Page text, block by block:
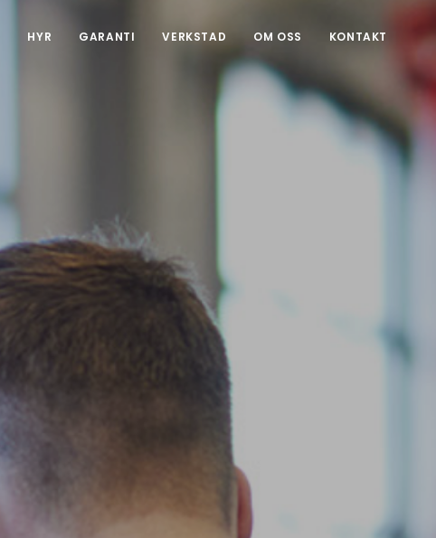
HYR GARANTI VERKSTAD OM OSS KONTAKT